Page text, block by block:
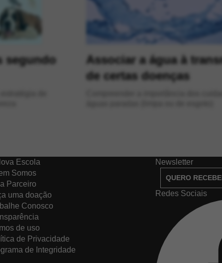
segundo
Associar a água à
de certas doenças
Escola
Somos
Parceiro
uma doação
Conosco
de uso
de Privacidade
de Integridade
Newsletter
QUERO
Redes Sociais